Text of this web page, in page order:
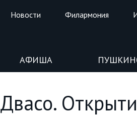
Новости Филармония
АФИША
Двасо.